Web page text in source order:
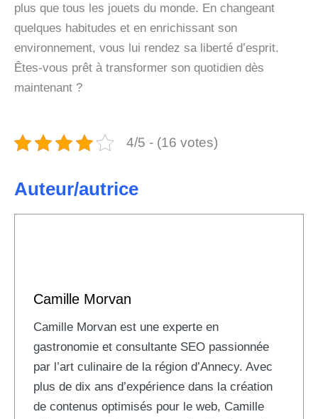
plus que tous les jouets du monde. En changeant
quelques habitudes et en enrichissant son
environnement, vous lui rendez sa liberté d’esprit.
Êtes-vous prêt à transformer son quotidien dès
maintenant ?
4/5 - (16 votes)
Auteur/autrice
Camille Morvan
Camille Morvan est une experte en
gastronomie et consultante SEO passionnée
par l’art culinaire de la région d’Annecy. Avec
plus de dix ans d’expérience dans la création
de contenus optimisés pour le web, Camille